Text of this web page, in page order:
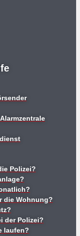
Polizei?
die Wohnung?
der Polizei?
laufen?